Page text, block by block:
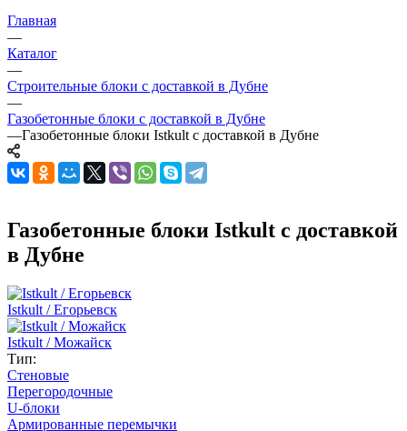
Главная
—
Каталог
—
Строительные блоки с доставкой в Дубне
—
Газобетонные блоки с доставкой в Дубне
—Газобетонные блоки Istkult с доставкой в Дубне
Газобетонные блоки Istkult с доставкой
в Дубне
Istkult / Егорьевск
Istkult / Можайск
Тип:
Стеновые
Перегородочные
U-блоки
Армированные перемычки